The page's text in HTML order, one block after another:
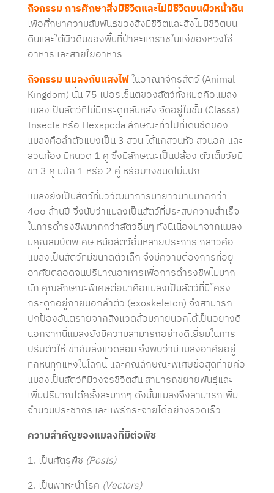
กิจกรรม การศึกษาสิ่งมีชีวิตและไม่มีชีวิตบนผิวหน้าดิน
เพื่อศึกษาความสัมพันธ์ของสิ่งมีชีวิตและสิ่งไม่มีชีวิตบน
ดินและใต้ผิวดินของพื้นที่ป่าสะแกราชในแง่ของห่วงโซ่
อาหารและสายใยอาหาร
กิจกรรม แมลงกับแสงไฟ ในอาณาจักรสัตว์ (Animal
Kingdom) นั้น 75 เปอร์เซ็นต์ของสัตว์ทั้งหมดคือแมลง
แมลงเป็นสัตว์ที่ไม่มีกระดูกสันหลัง จัดอยู่ในชั้น (Classs)
Insecta หรือ Hexapoda ลักษณะทั่วไปที่เด่นชัดของ
แมลงคือลำตัวแบ่งเป็น 3 ส่วน ได้แก่ส่วนหัว ส่วนอก และ
ส่วนท้อง มีหนวด 1 คู่ ซึ่งมีลักษณะเป็นปล้อง ตัวเต็มวัยมี
ขา 3 คู่ มีปีก 1 หรือ 2 คู่ หรือบางชนิดไม่มีปีก
แมลงยังเป็นสัตว์ที่มีวิวัฒนาการมายาวนานมากกว่า
4๐๐ ล้านปี จึงนับว่าแมลงเป็นสัตว์ที่ประสบความสำเร็จ
ในการดำรงชีพมากกว่าสัตว์อื่นๆ ทั้งนี้เนื่องมาจากแมลง
มีคุณสมบัติพิเศษเหนือสัตว์อื่นหลายประการ กล่าวคือ
แมลงเป็นสัตว์ที่มีขนาดตัวเล็ก จึงมีความต้องการที่อยู่
อาศัยตลอดจนปริมาณอาหารเพื่อการดำรงชีพไม่มาก
นัก คุณลักษณะพิเศษต่อมาคือแมลงเป็นสัตว์ที่มีโครง
กระดูกอยู่ภายนอกลำตัว (exoskeleton) จึงสามารถ
ปกป้องอันตรายจากสิ่งแวดล้อมภายนอกได้เป็นอย่างดี
นอกจากนี้แมลงยังมีความสามารถอย่างดีเยี่ยมในการ
ปรับตัวให้เข้ากับสิ่งแวดล้อม จึงพบว่ามีแมลงอาศัยอยู่
ทุกหนทุกแห่งในโลกนี้ และคุณลักษณะพิเศษข้อสุดท้ายคือ
แมลงเป็นสัตว์ที่มีวงจรชีวิตสั้น สามารถขยายพันธุ์และ
เพิ่มปริมาณได้ครั้งละมากๆ ดังนั้นแมลงจึงสามารถเพิ่ม
จำนวนประชากรและแพร่กระจายได้อย่างรวดเร็ว
ความสำคัญของแมลงที่มีต่อพืช
1. เป็นศัตรูพืช (Pests)
2. เป็นพาหะนำโรค (Vectors)